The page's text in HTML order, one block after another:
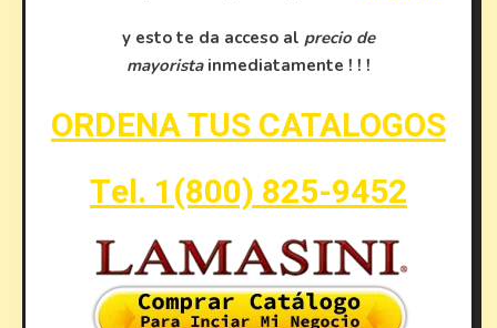
y esto te da acceso al precio de
mayoristainmediatamente ! ! !
ORDENA TUS CATALOGOS
Tel. 1(800) 825-9452